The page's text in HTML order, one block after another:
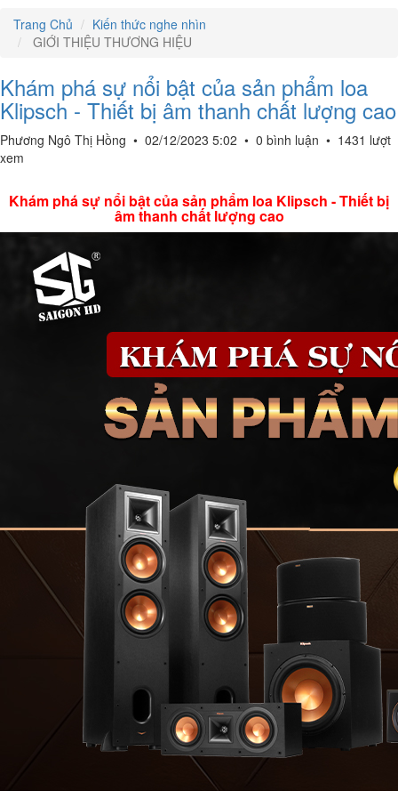
Trang Chủ
Kiến thức nghe nhìn
GIỚI THIỆU THƯƠNG HIỆU
Khám phá sự nổi bật của sản phẩm loa
Klipsch - Thiết bị âm thanh chất lượng cao
Phương Ngô Thị Hồng • 02/12/2023 5:02 • 0 bình luận • 1431 lượt
xem
Khám phá sự nổi bật của sản phẩm loa Klipsch - Thiết bị
âm thanh chất lượng cao